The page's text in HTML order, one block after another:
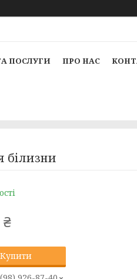
ПОСЛУГИ ПРО НАС
білизни
₴
Купити